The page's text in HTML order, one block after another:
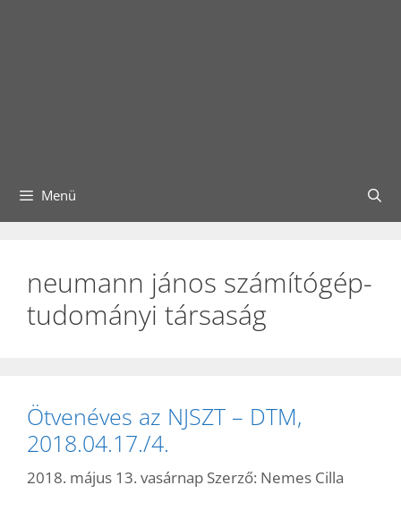
Menü
neumann jános számítógép-
tudományi társaság
Ötvenéves az NJSZT – DTM,
2018.04.17./4.
2018. május 13. vasárnap Szerző: Nemes Cilla